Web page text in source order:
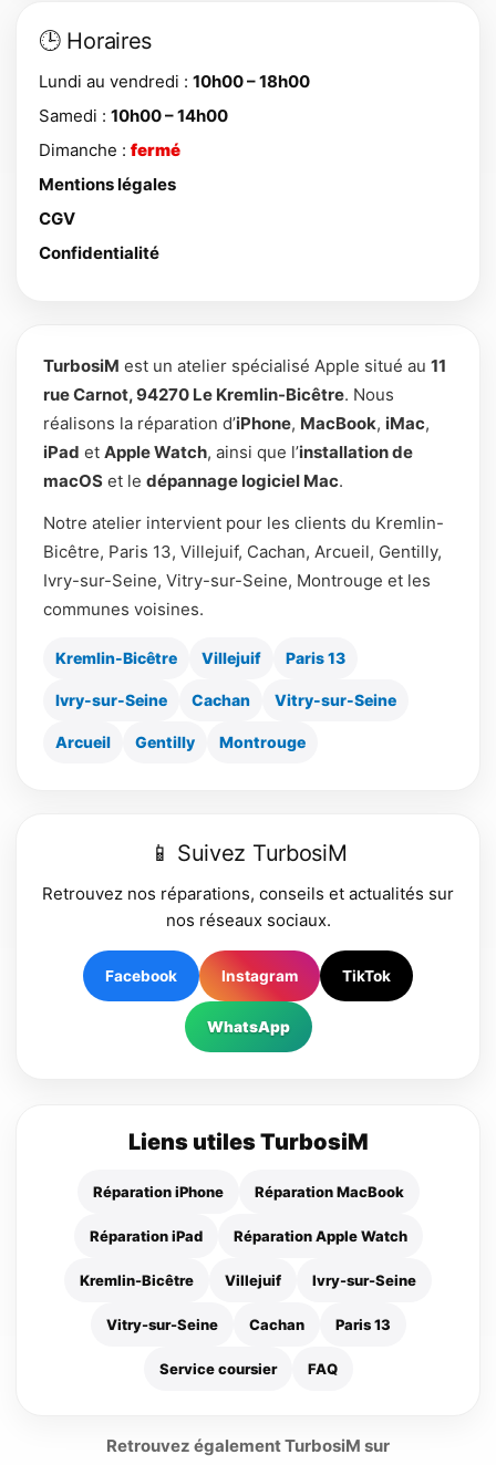
🕒 Horaires
Lundi au vendredi : 10h00 – 18h00
Samedi : 10h00 – 14h00
Dimanche : fermé
Mentions légales
CGV
Confidentialité
TurbosiM est un atelier spécialisé Apple situé au 11
rue Carnot, 94270 Le Kremlin-Bicêtre. Nous
réalisons la réparation d’iPhone, MacBook, iMac,
iPad et Apple Watch, ainsi que l’installation de
macOS et le dépannage logiciel Mac.
Notre atelier intervient pour les clients du Kremlin-
Bicêtre, Paris 13, Villejuif, Cachan, Arcueil, Gentilly,
Ivry-sur-Seine, Vitry-sur-Seine, Montrouge et les
communes voisines.
Kremlin-Bicêtre Villejuif Paris 13
Ivry-sur-Seine Cachan Vitry-sur-Seine
Arcueil Gentilly Montrouge
📱 Suivez TurbosiM
Retrouvez nos réparations, conseils et actualités sur
nos réseaux sociaux.
Facebook Instagram TikTok
WhatsApp
Liens utiles TurbosiM
Réparation iPhone Réparation MacBook
Réparation iPad Réparation Apple Watch
Kremlin-Bicêtre Villejuif Ivry-sur-Seine
Vitry-sur-Seine Cachan Paris 13
Service coursier FAQ
Retrouvez également TurbosiM sur